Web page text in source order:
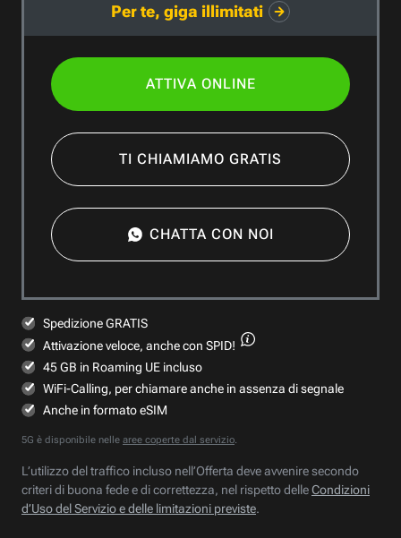
Per te, giga illimitati
ATTIVA ONLINE
TI CHIAMIAMO GRATIS
CHATTA CON NOI
Spedizione GRATIS
Attivazione veloce, anche con SPID!
45 GB in Roaming UE incluso
WiFi-Calling, per chiamare anche in assenza di segnale
Anche in formato eSIM
5G è disponibile nelle aree coperte dal servizio.
L’utilizzo del traffico incluso nell’Offerta deve avvenire secondo
criteri di buona fede e di correttezza, nel rispetto delleCondizioni
d’Uso del Servizio e delle limitazioni previste.